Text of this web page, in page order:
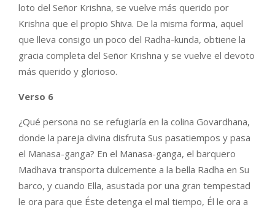
loto del Señor Krishna, se vuelve más querido por
Krishna que el propio Shiva. De la misma forma, aquel
que lleva consigo un poco del Radha-kunda, obtiene la
gracia completa del Señor Krishna y se vuelve el devoto
más querido y glorioso.
Verso 6
¿Qué persona no se refugiaría en la colina Govardhana,
donde la pareja divina disfruta Sus pasatiempos y pasa
el Manasa-ganga? En el Manasa-ganga, el barquero
Madhava transporta dulcemente a la bella Radha en Su
barco, y cuando Ella, asustada por una gran tempestad
le ora para que Éste detenga el mal tiempo, Él le ora a